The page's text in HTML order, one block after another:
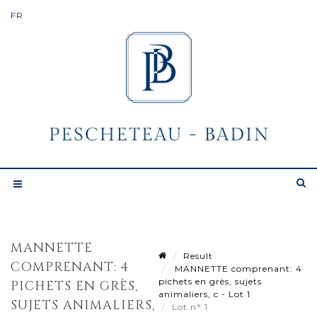
MANNETTE
COMPRENANT: 4
PICHETS EN GRÈS,
SUJETS ANIMALIERS,
Result
MANNETTE comprenant: 4
pichets en grès, sujets
animaliers, c - Lot 1
Lot n° 1